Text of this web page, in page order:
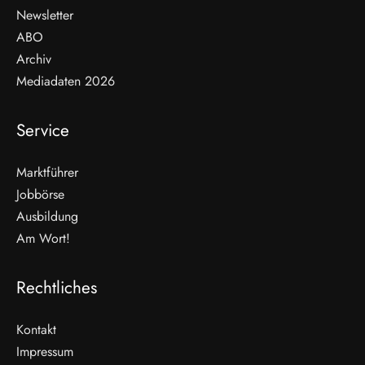
Newsletter
ABO
Archiv
Mediadaten 2026
Service
Marktführer
Jobbörse
Ausbildung
Am Wort!
Rechtliches
Kontakt
Impressum